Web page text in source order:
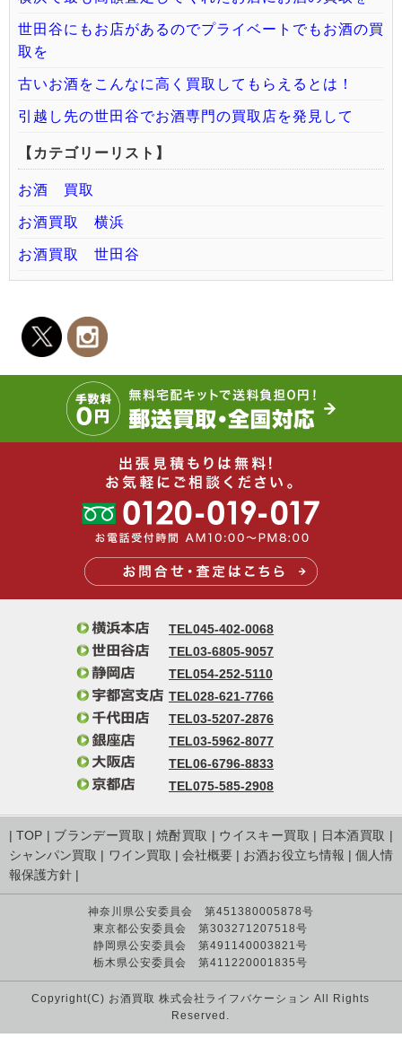
世田谷にもお店があるのでプライベートでもお酒の買
取を
古いお酒をこんなに高く買取してもらえるとは！
引越し先の世田谷でお酒専門の買取店を発見して
【カテゴリーリスト】
お酒 買取
お酒買取 横浜
お酒買取 世田谷
TEL045-402-0068
TEL03-6805-9057
TEL054-252-5110
TEL028-621-7766
TEL03-5207-2876
TEL03-5962-8077
TEL06-6796-8833
TEL075-585-2908
|TOP | ブランデー買取 | 焼酎買取 | ウイスキー買取 | 日本酒買取 |
シャンパン買取 | ワイン買取 | 会社概要 | お酒お役立ち情報 | 個人情
報保護方針 |
神奈川県公安委員会 第451380005878号
東京都公安委員会 第303271207518号
静岡県公安委員会 第491140003821号
栃木県公安委員会 第411220001835号
Copyright(C) お酒買取 株式会社ライフバケーション All Rights
Reserved.